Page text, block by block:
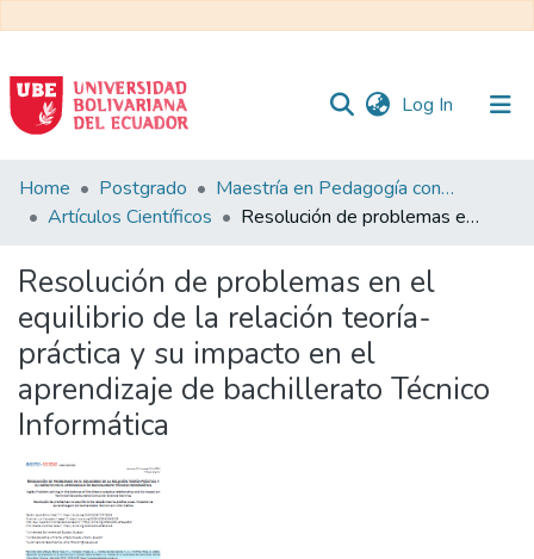
Log In (current)
Communities
&
All of DSpace
Statistics
Home Postgrado
Maestría en Pedagogía con Mención en Formación Técnica y Profesional
Artículos Científicos
Resolución de problemas en el equilibrio de la relación teoría-práctica y su impacto en el aprendizaje de bachillerato Técnico Informática
Resolución de problemas en el
equilibrio de la relación teoría-
práctica y su impacto en el
aprendizaje de bachillerato Técnico
Informática